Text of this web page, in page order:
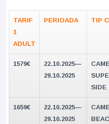
TARIF
1
ADULT
PERIOADA TIP
1579€
22.10.2025—
29.10.2025
SIDE
1659€
22.10.2025—
29.10.2025